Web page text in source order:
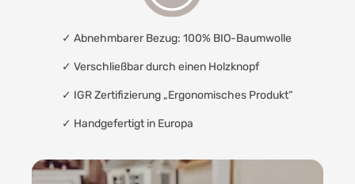
✓ Abnehmbarer Bezug: 100% BIO-Baumwolle
✓ Verschließbar durch einen Holzknopf
✓ IGR Zertifizierung „Ergonomisches Produkt“
✓ Handgefertigt in Europa